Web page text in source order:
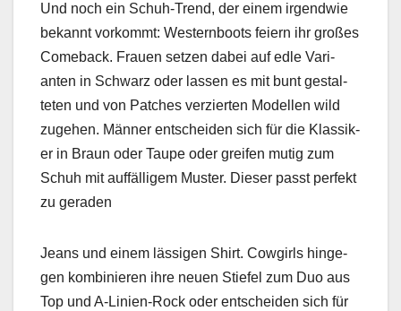
Und noch ein Schuh-Trend, der einem irgend­wie
bekan­nt vorkommt: West­ern­boots feiern ihr großes
Come­back. Frauen set­zen dabei auf edle Vari­
anten in Schwarz oder lassen es mit bunt gestal­
teten und von Patch­es verzierten Mod­ellen wild
zuge­hen. Män­ner entschei­den sich für die Klas­sik­
er in Braun oder Taupe oder greifen mutig zum
Schuh mit auf­fäl­ligem Muster. Dieser passt per­fekt
zu ger­aden
Jeans und einem läs­si­gen Shirt. Cow­girls hinge­
gen kom­binieren ihre neuen Stiefel zum Duo aus
Top und A‑Lin­ien-Rock oder entschei­den sich für